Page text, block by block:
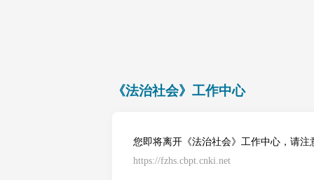
《法治社会》工作中心
您即将离开《法治社会》工作中心，请注
https://fzhs.cbpt.cnki.net